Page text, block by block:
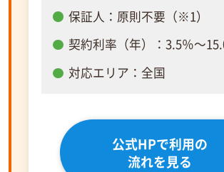
保証人：原則不要（※1）
契約利率（年）：3.5％～
対応エリア：全国
公式HPで利用の
流れを見る